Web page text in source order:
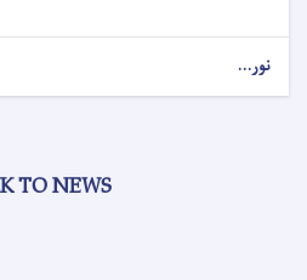
نور...
TO NEWS